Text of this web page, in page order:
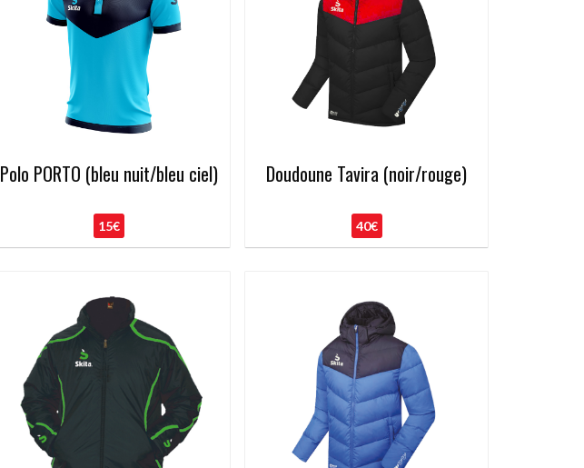
Polo PORTO (bleu nuit/bleu ciel)
15€
Doudoune Tavira (noir/rouge)
40€